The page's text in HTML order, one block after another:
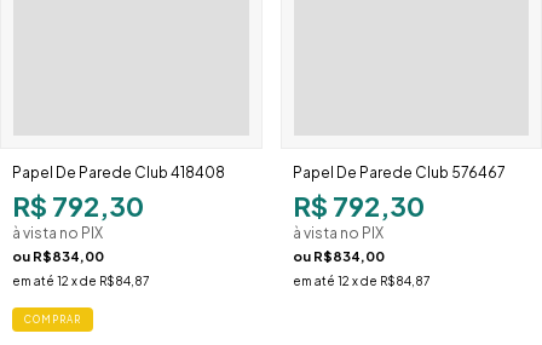
Papel De Parede Club 418408
R$ 792,30
à vista no PIX
ou R$834,00
em até 12 x de R$84,87
Papel De Parede Club 576467
R$ 792,30
à vista no PIX
ou R$834,00
em até 12 x de R$84,87